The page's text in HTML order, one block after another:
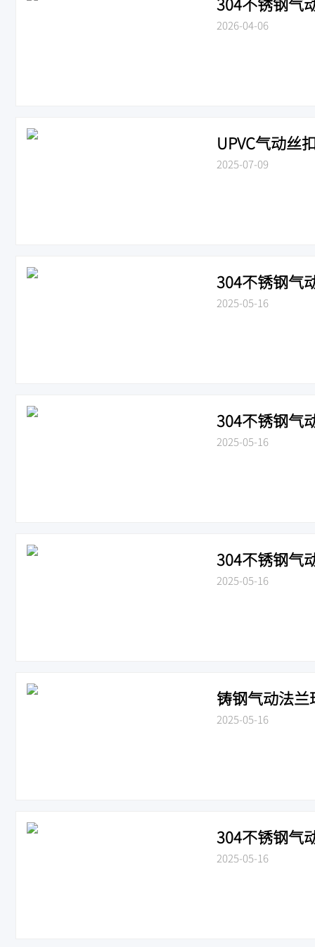
2026-04-06
UPVC气动丝
2025-07-09
304不锈钢气
2025-05-16
304不锈钢气
2025-05-16
304不锈钢气
2025-05-16
铸钢气动法兰
2025-05-16
304不锈钢气
2025-05-16